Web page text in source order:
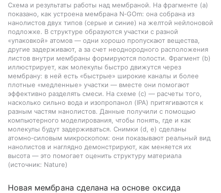
Схема и результаты работы над мембраной. На фрагменте (a)
показано, как устроена мембрана N‑GOm: она собрана из
нанолистов двух типов (серые и синие) на желтой нейлоновой
подложке. В структуре образуются участки с разной
«упаковкой» атомов — одни хорошо пропускают вещества,
другие задерживают, а за счет неоднородного расположения
листов внутри мембраны формируются полости. Фрагмент (b)
иллюстрирует, как молекулы быстро движутся через
мембрану: в ней есть «быстрые» широкие каналы и более
плотные «медленные» участки — вместе они помогают
эффективно разделять смеси. На схеме (c) — расчеты того,
насколько сильно вода и изопропанол (IPA) притягиваются к
разным частям нанолистов. Данные получили с помощью
компьютерного моделирования, чтобы понять, где и как
молекулы будут задерживаться. Снимки (d, e) сделаны
атомно‑силовым микроскопом: они показывают реальный вид
нанолистов и наглядно демонстрируют, как меняется их
высота — это помогает оценить структуру материала
источник: Nature
Новая мембрана сделана на основе оксида